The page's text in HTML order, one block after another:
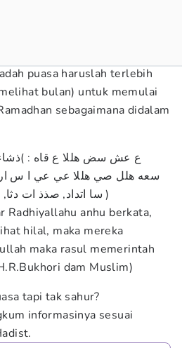
puasa haruslah terlebih
bulan) untuk memulai
sebagaimana didalam
ع عش سض هللا ع قاه : )ذشاء
سعه هلل صي هللا عي عي ا س
( سا اتداد, صذذ ات
Radhiyallahu anhu berkata,
hilal, maka mereka
maka rasul memerintah
dam Muslim)
tapi tak sahur?
informasinya sesuai